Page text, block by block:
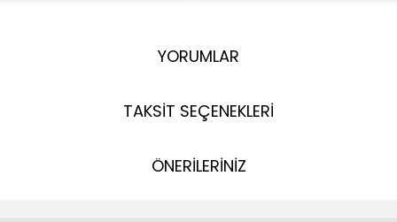
YORUMLAR
TAKSİT SEÇENEKLERİ
ÖNERİLERİNİZ